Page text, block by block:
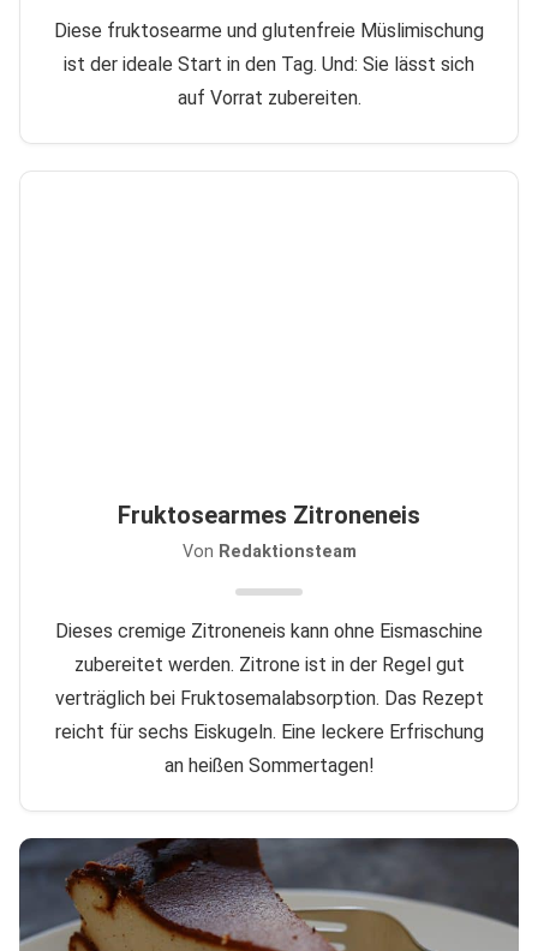
Diese fruktosearme und glutenfreie Müslimischung
ist der ideale Start in den Tag. Und: Sie lässt sich
auf Vorrat zubereiten.
Fruktosearmes Zitroneneis
Von Redaktionsteam
Dieses cremige Zitroneneis kann ohne Eismaschine
zubereitet werden. Zitrone ist in der Regel gut
verträglich bei Fruktosemalabsorption. Das Rezept
reicht für sechs Eiskugeln. Eine leckere Erfrischung
an heißen Sommertagen!